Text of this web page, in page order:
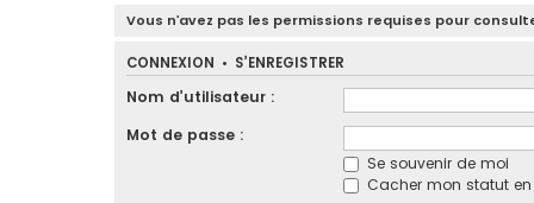
Vous n’avez pas les permissions requises pour
CONNEXION • S’ENREGISTRER
Nom d’utilisateur :
Mot de passe :
Se souvenir de moi
Cacher mon statut